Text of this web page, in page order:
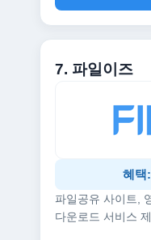
7. 파일이즈
혜택
파일공유 사이트,
다운로드 서비스 제